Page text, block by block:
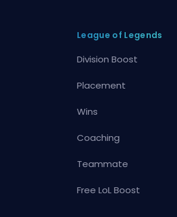
League of Legends
Division Boost
Placement
Wins
Coaching
Teammate
Free LoL Boost